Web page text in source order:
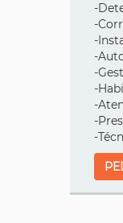
-
-
-
-
-
-
-
-
-